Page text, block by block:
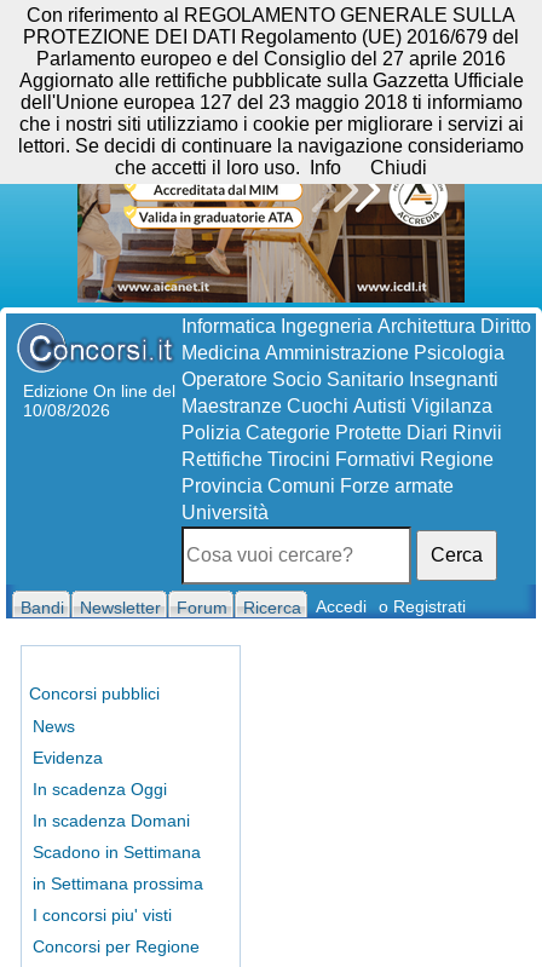
Edizione On line del
10/08/2026
Informatica Ingegneria Architettura Diritto
Medicina Amministrazione Psicologia
Operatore Socio Sanitario Insegnanti
Maestranze Cuochi Autisti Vigilanza
Polizia Categorie Protette Diari Rinvii
Rettifiche Tirocini Formativi Regione
Provincia Comuni Forze armate
Università
Cerca
Bandi Newsletter Forum Ricerca Accedi o Registrati
Concorsi pubblici
News
Evidenza
In scadenza Oggi
In scadenza Domani
Scadono in Settimana
in Settimana prossima
I concorsi piu' visti
Concorsi per Regione
Con riferimento al REGOLAMENTO GENERALE SULLA
PROTEZIONE DEI DATI Regolamento (UE) 2016/679 del
Parlamento europeo e del Consiglio del 27 aprile 2016
Aggiornato alle rettifiche pubblicate sulla Gazzetta Ufficiale
dell'Unione europea 127 del 23 maggio 2018 ti informiamo
che i nostri siti utilizziamo i cookie per migliorare i servizi ai
lettori. Se decidi di continuare la navigazione consideriamo
che accetti il loro uso.
Info Chiudi